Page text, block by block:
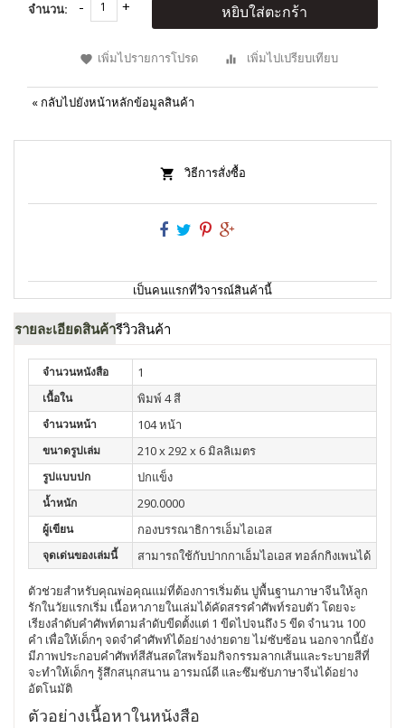
จำนวน: หยิบใส่ตะกร้า
เพิ่มไปรายการโปรด เพิ่มไปเปรียบเทียบ
« กลับไปยังหน้าหลักข้อมูลสินค้า
วิธีการสั่งซื้อ
เป็นคนแรกที่วิจารณ์สินค้านี้
รายละเอียดสินค้ารีวิวสินค้า
จำนวนหนังสือ 1
เนื้อใน พิมพ์ 4 สี
จำนวนหน้า 104 หน้า
ขนาดรูปเล่ม 210 x 292 x 6 มิลลิเมตร
รูปแบบปก ปกแข็ง
น้ำหนัก 290.0000
ผู้เขียน กองบรรณาธิการเอ็มไอเอส
จุดเด่นของเล่มนี้ สามารถใช้กับปากกาเอ็มไอเอส ทอล์กกิงเพนได้
ตัวช่วยสำหรับคุณพ่อคุณแม่ที่ต้องการเริ่มต้น ปูพื้นฐานภาษาจีนให้ลูก
รักในวัยแรกเริ่ม เนื้อหาภายในเล่มได้คัดสรรคำศัพท์รอบตัว โดยจะ
เรียงลำดับคำศัพท์ตามลำดับขีดตั้งแต่ 1 ขีดไปจนถึง 5 ขีด จำนวน 100
คำ เพื่อให้เด็กๆ จดจำคำศัพท์ได้อย่างง่ายดาย ไม่ซับซ้อน นอกจากนี้ยัง
มีภาพประกอบคำศัพท์สีสันสดใสพร้อมกิจกรรมลากเส้นและระบายสีที่
จะทำให้เด็กๆ รู้สึกสนุกสนาน อารมณ์ดี และซึมซับภาษาจีนได้อย่าง
อัตโนมัติ
ตัวอย่างเนื้อหาในหนังสือ